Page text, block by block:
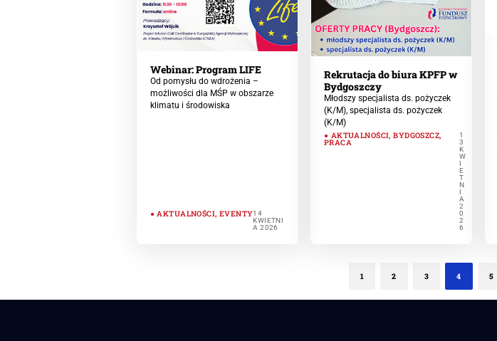
Webinar: Program LIFE
Od pomysłu do wdrożenia –
możliwości dla MŚP w obszarze
klimatu i środowiska
AKTUALNOŚCI, EVENTY14
KWIETNI
A 2026
Rekrutacja do biura KPFP w
Bydgoszczy
Młodszy specjalista ds. pożyczek
(K/M), specjalista ds. pożyczek
(K/M)
AKTUALNOŚCI,BYDGOSZCZ,
PRACA
1
3
K
W
I
E
T
N
I
A
2
0
2
6
1 2 3 4 5